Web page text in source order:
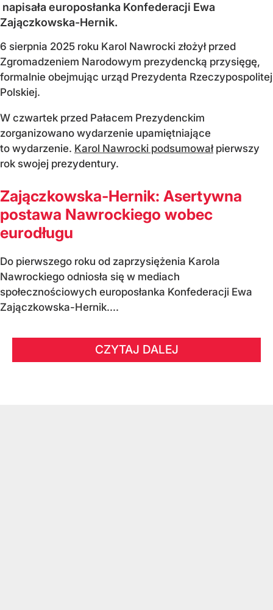
napisała europosłanka Konfederacji Ewa
Zajączkowska-Hernik.
6 sierpnia 2025 roku Karol Nawrocki złożył przed
Zgromadzeniem Narodowym prezydencką przysięgę,
formalnie obejmując urząd Prezydenta Rzeczypospolitej
Polskiej.
W czwartek przed Pałacem Prezydenckim
zorganizowano wydarzenie upamiętniające
to wydarzenie. Karol Nawrocki podsumowałpierwszy
rok swojej prezydentury.
Zajączkowska-Hernik: Asertywna
postawa Nawrockiego wobec
eurodługu
Do pierwszego roku od zaprzysiężenia Karola
Nawrockiego odniosła się w mediach
społecznościowych europosłanka Konfederacji Ewa
Zajączkowska-Hernik....
CZYTAJ DALEJ